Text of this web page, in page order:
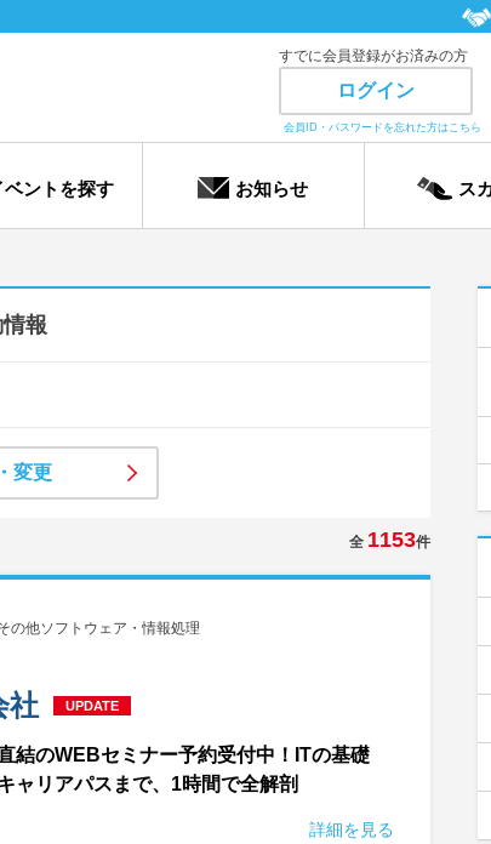
すでに会員登録がお済みの方
ログイン
会員ID・パスワードを忘れた方はこちら
ベントを探す お知らせ ス
報
変更
全 1153件
の他ソフトウェア・情報処理
社 UPDATE
結のWEBセミナー予約受付中！ITの基礎
ャリアパスまで、1時間で全解剖
詳細を見る